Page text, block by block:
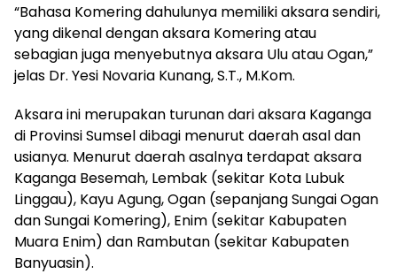
“Bahasa Komering dahulunya memiliki aksara sendiri,
yang dikenal dengan aksara Komering atau
sebagian juga menyebutnya aksara Ulu atau Ogan,”
jelas Dr. Yesi Novaria Kunang, S.T., M.Kom.
Aksara ini merupakan turunan dari aksara Kaganga
di Provinsi Sumsel dibagi menurut daerah asal dan
usianya. Menurut daerah asalnya terdapat aksara
Kaganga Besemah, Lembak (sekitar Kota Lubuk
Linggau), Kayu Agung, Ogan (sepanjang Sungai Ogan
dan Sungai Komering), Enim (sekitar Kabupaten
Muara Enim) dan Rambutan (sekitar Kabupaten
Banyuasin).